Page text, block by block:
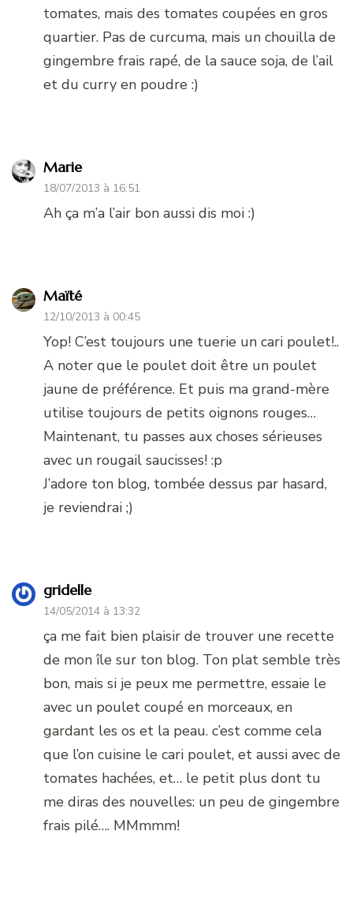
tomates, mais des tomates coupées en gros
quartier. Pas de curcuma, mais un chouilla de
gingembre frais rapé, de la sauce soja, de l’ail
et du curry en poudre :)
Marie
18/07/2013 à 16:51
Ah ça m’a l’air bon aussi dis moi :)
Maïté
12/10/2013 à 00:45
Yop! C’est toujours une tuerie un cari poulet!..
A noter que le poulet doit être un poulet
jaune de préférence. Et puis ma grand-mère
utilise toujours de petits oignons rouges…
Maintenant, tu passes aux choses sérieuses
avec un rougail saucisses! :p
J’adore ton blog, tombée dessus par hasard,
je reviendrai ;)
gridelle
14/05/2014 à 13:32
ça me fait bien plaisir de trouver une recette
de mon île sur ton blog. Ton plat semble très
bon, mais si je peux me permettre, essaie le
avec un poulet coupé en morceaux, en
gardant les os et la peau. c’est comme cela
que l’on cuisine le cari poulet, et aussi avec de
tomates hachées, et… le petit plus dont tu
me diras des nouvelles: un peu de gingembre
frais pilé…. MMmmm!